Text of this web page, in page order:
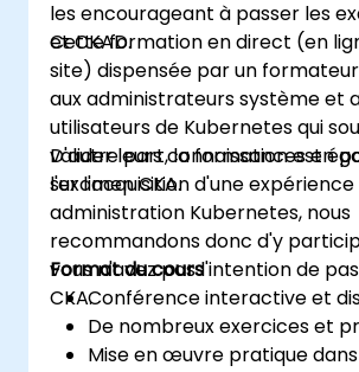
les encourageant à passer les
et CKAD.
Cette formation en direct (en
site) dispensée par un
aux administrateurs système et
utilisateurs de Kubernetes qui
valider leurs connaissances en
l'examen CKA.
D'autre part, la formation est
sur l'acquisition d'une
administration Kubernetes, nous
recommandons donc d'y
vous n'avez pas l'intention de
CKA.
Format du cours
Conférence interactive et
De nombreux exercices et
Mise en œuvre pratique